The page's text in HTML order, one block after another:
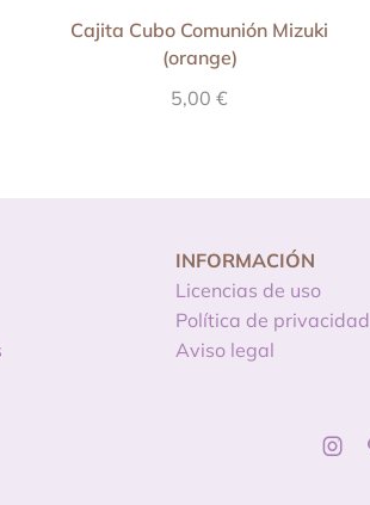
Cajita Cubo Comunión Mizuki
(orange)
5,00 €
INFORMACIÓN
Licencias de uso
Política de privacidad
Aviso legal